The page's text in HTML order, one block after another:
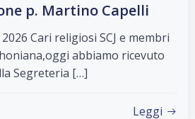
p. Martino Capelli
Cari religiosi SCJ e membri
abbiamo ricevuto
Segreteria […]
Leggi